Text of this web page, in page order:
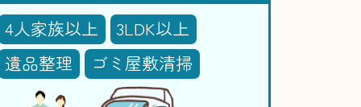
4人家族以上
3LDK以上
遺品整理
ゴミ屋敷清掃